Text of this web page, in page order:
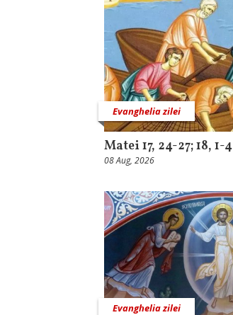
Evanghelia zilei
Matei 17, 24-27; 18, 1-4
08 Aug, 2026
Evanghelia zilei